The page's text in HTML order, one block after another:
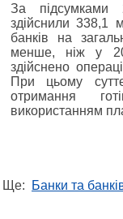
За підсумками
здійснили 338,1
банків на
менше, ніж у
здійснено
При цьому
отримання
використанням
Ще: Банки та